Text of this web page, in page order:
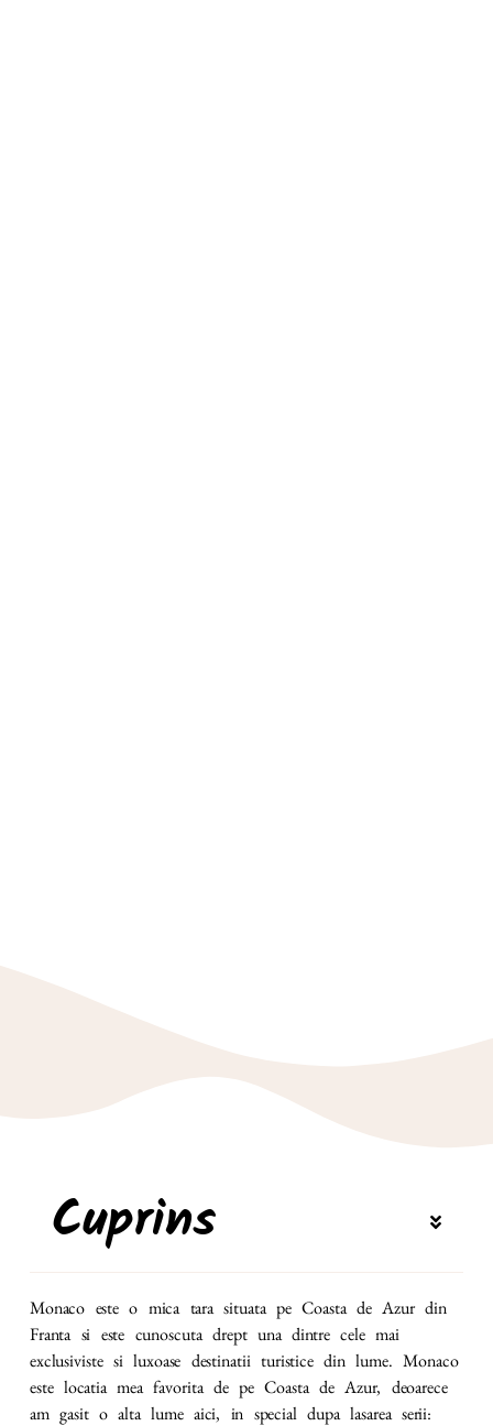
Cuprins
Monaco este o mica tara situata pe Coasta de Azur din
Franta si este cunoscuta drept una dintre cele mai
exclusiviste si luxoase destinatii turistice din lume. Monaco
este locatia mea favorita de pe Coasta de Azur, deoarece
am gasit o alta lume aici, in special dupa lasarea serii: